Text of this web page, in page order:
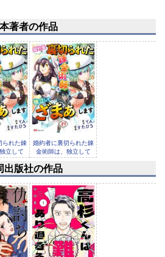
本著者の作品
られた錬
立して
』...
婚約者に裏切られた錬
金術師は、独立して
『ざまぁ』...
出版社の作品